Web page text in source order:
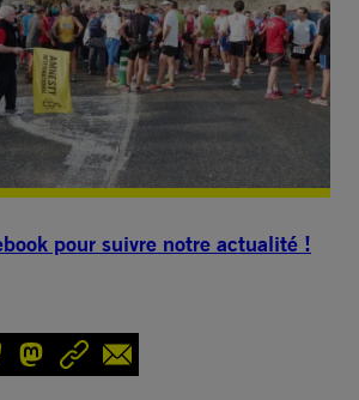
pour suivre notre actualité !